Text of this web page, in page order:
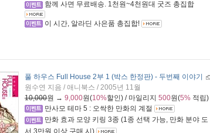
함께 사면 무료배송. 1천원~4천원대 굿즈 총집합
이 시간, 알라딘 사은품 총집합!
풀 하우스 Full House 2부 1 (박스 한정판) - 두번째 이야기
원수연 지음 / 애니북스 / 2005년 11월
10,000원 → 9,000원(10%할인) / 마일리지 500원(5% 적립)
만사모 테마 5 : 오싹한 만화의 계절
만화 효과 모양 키링 3종 (1종 선택 가능, 만화 분야 도
서 3만원 이상 구매 시)